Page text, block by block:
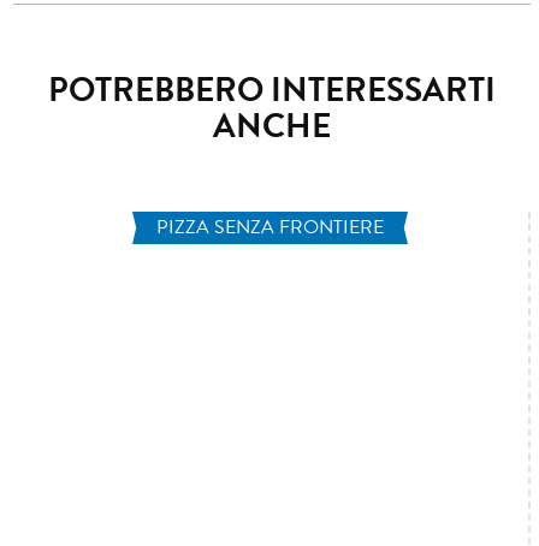
POTREBBERO INTERESSARTI
ANCHE
PIZZA SENZA FRONTIERE